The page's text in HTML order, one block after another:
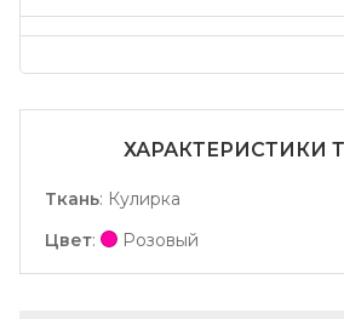
ХАРАКТЕРИСТИКИ
Ткань: Кулирка
Цвет: Розовый